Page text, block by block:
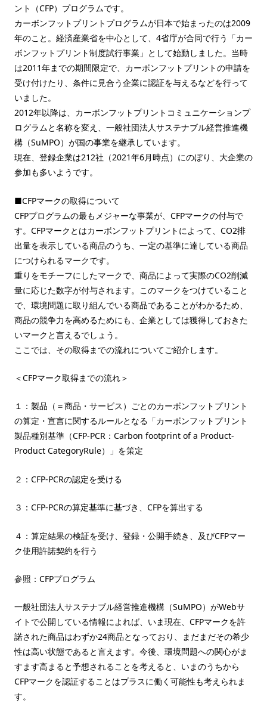
ント（CFP）プログラムです。
カーボンフットプリントプログラムが日本で始まったのは2009
年のこと。経済産業省を中心として、4省庁が合同で行う「カー
ボンフットプリント制度試行事業」として始動しました。当時
は2011年までの期間限定で、カーボンフットプリントの申請を
受け付けたり、条件に見合う企業に認証を与えるなどを行って
いました。
2012年以降は、カーボンフットプリントコミュニケーションプ
ログラムと名称を変え、一般社団法人サステナブル経営推進機
構（SuMPO）が国の事業を継承しています。
現在、登録企業は212社（2021年6月時点）にのぼり、大企業の
参加も多いようです。
■CFPマークの取得について
CFPプログラムの最もメジャーな事業が、CFPマークの付与で
す。CFPマークとはカーボンフットプリントによって、CO2排
出量を表示している商品のうち、一定の基準に達している商品
につけられるマークです。
重りをモチーフにしたマークで、商品によって実際のCO2削減
量に応じた数字が付与されます。このマークをつけていること
で、環境問題に取り組んでいる商品であることがわかるため、
商品の競争力を高めるためにも、企業としては獲得しておきた
いマークと言えるでしょう。
ここでは、その取得までの流れについてご紹介します。
＜CFPマーク取得までの流れ＞
１：製品（＝商品・サービス）ごとのカーボンフットプリント
の算定・宣言に関するルールとなる「カーボンフットプリント
製品種別基準（CFP-PCR：Carbon footprint of a Product-
Product CategoryRule）」を策定
２：CFP-PCRの認定を受ける
３：CFP-PCRの算定基準に基づき、CFPを算出する
４：算定結果の検証を受け、登録・公開手続き、及びCFPマー
ク使用許諾契約を行う
参照：CFPプログラム
一般社団法人サステナブル経営推進機構（SuMPO）がWebサ
イトで公開している情報によれば、いま現在、CFPマークを許
諾された商品はわずか24商品となっており、まだまだその希少
性は高い状態であると言えます。今後、環境問題への関心がま
すます高まると予想されることを考えると、いまのうちから
CFPマークを認証することはプラスに働く可能性も考えられま
す。